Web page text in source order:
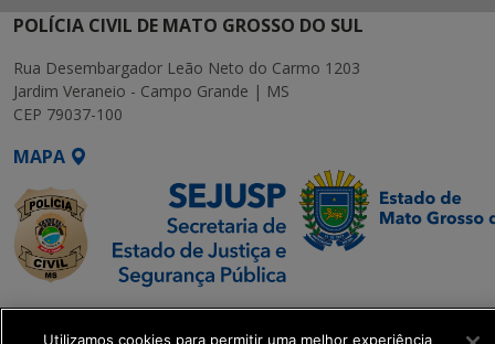
POLÍCIA CIVIL DE MATO GROSSO DO SUL
Rua Desembargador Leão Neto do Carmo 1203
Jardim Veraneio - Campo Grande | MS
CEP 79037-100
MAPA
SETDIG | Secretaria-
Utilizamos cookies para permitir uma melhor experiência